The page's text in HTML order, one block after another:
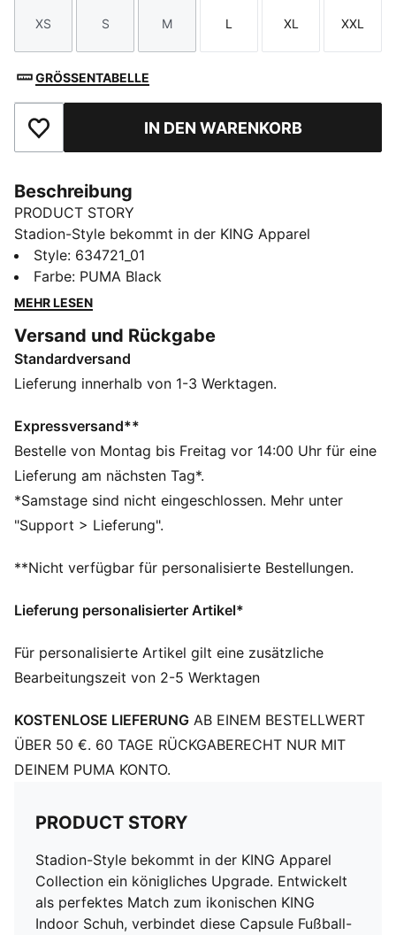
Größe
XS
Größe
S
Größe
M
Größe
L
Größe
XL
Größe
XXL
GRÖSSENTABELLE
Zu Favoriten hinzufügenIN DEN WARENKORB
Beschreibung
PRODUCT STORY
Stadion-Style bekommt in der KING Apparel
Collection ein königliches Upgrade. Entwickelt als
perfektes Match zum ikonischen KING Indoor Schuh,
verbindet diese Capsule Fußball-Vibes mit klassischem
Fußballtrikots, Drill-Tops und Cargohosen werden mit
auffälligen Streifen, knalligen Farben und dem
charakteristischen KING Logo neu interpretiert. Lang
FEATURES + VORTEILE
Hergestellt aus mindestens 20 % recycelter
Baumwolle.
DETAILS
Passform: Oversized
Hauptmaterial: Frottee
Bundhöhe: Niedriger Schritt
Style: 634721_01
Farbe: PUMA Black
MEHR LESEN
Versand und Rückgabe
Standardversand
Lieferung innerhalb von 1-3 Werktagen.
Expressversand**
Bestelle von Montag bis Freitag vor 14:00 Uhr für eine
Lieferung am nächsten Tag*.
*Samstage sind nicht eingeschlossen. Mehr unter
"Support > Lieferung".
**Nicht verfügbar für personalisierte Bestellungen.
Lieferung personalisierter Artikel*
Für personalisierte Artikel gilt eine zusätzliche
Bearbeitungszeit von 2-5 Werktagen
KOSTENLOSE LIEFERUNG AB EINEM BESTELLWERT
ÜBER 50 €. 60 TAGE RÜCKGABERECHT NUR MIT
DEINEM PUMA KONTO.
PRODUCT STORY
Stadion-Style bekommt in der KING Apparel
Collection ein königliches Upgrade. Entwickelt
als perfektes Match zum ikonischen KING
Indoor Schuh, verbindet diese Capsule Fußball-